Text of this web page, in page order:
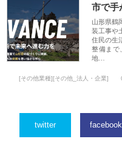
市で手
山形県鶴
装工事や
住民の生
整備まで
地…
[その他業種][その他_法人・企業]
twitter facebook